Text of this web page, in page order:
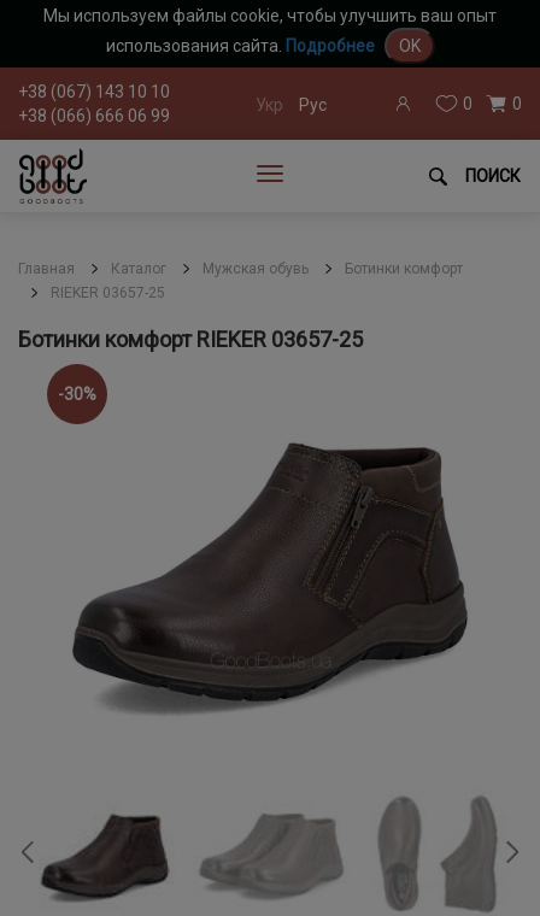
Мы используем файлы cookie, чтобы улучшить ваш опыт
использования сайта. Подробнее OK
+38 (067) 143 10 10
+38 (066) 666 06 99
Укр Рус 0 0
ПОИСК
Главная Каталог Мужская обувь
Ботинки комфорт
RIEKER 03657-25
Ботинки комфорт RIEKER 03657-25
-30%